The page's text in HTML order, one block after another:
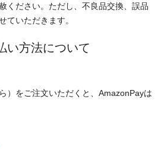
ください。ただし、不良品交換、誤品
ていただきます。
い方法について
）をご注文いただくと、AmazonPayは